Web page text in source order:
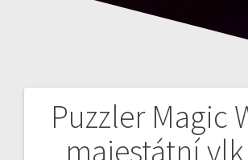
Puzzler Magic
majestátní
Nawigacja